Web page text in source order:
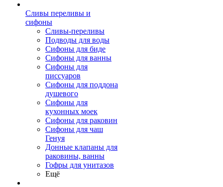
Сливы переливы и
сифоны
Сливы-переливы
Подводы для воды
Сифоны для биде
Сифоны для ванны
Сифоны для
писсуаров
Сифоны для поддона
душевого
Сифоны для
кухонных моек
Сифоны для раковин
Сифоны для чаш
Генуя
Донные клапаны для
раковины, ванны
Гофры для унитазов
Ещё